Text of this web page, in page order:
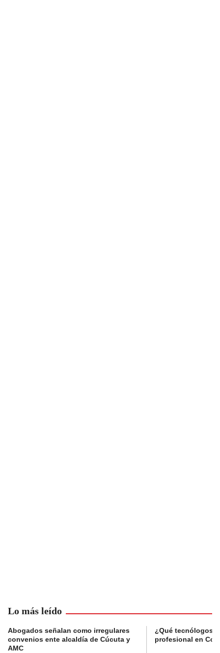
Lo más leído
Abogados señalan como irregulares
convenios ente alcaldía de Cúcuta y
AMC
¿Qué tecnólogos
profesional en